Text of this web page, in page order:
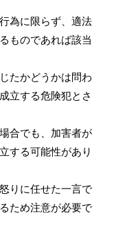
為に限らず、適法
ものであれば該当
たかどうかは問わ
立する危険犯とさ
合でも、加害者が
する可能性があり
りに任せた一言で
ため注意が必要で